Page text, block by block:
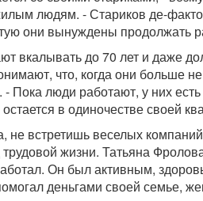
людям. - Стариков де-факто
они вынуждены продолжать
вкалывать до 70 лет и даже
что, когда они больше
люди работают, у них
остается в одиночестве своей
не встретишь веселых
жизни. Татьяна
Он был активным,
деньгами своей семье,